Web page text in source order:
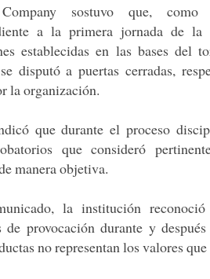
sostuvo que, como
a la primera jornada de
establecidas en las bases del
disputó a puertas cerradas,
la organización.
que durante el proceso
que consideró
manera objetiva.
la institución
de provocación durante y
no representan los valores